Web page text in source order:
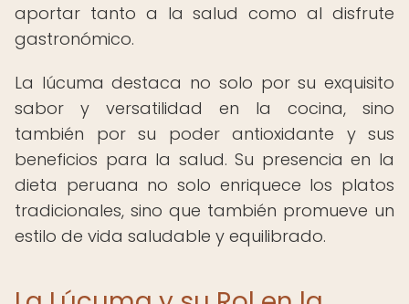
aportar tanto a la salud como al disfrute
gastronómico.
La lúcuma destaca no solo por su exquisito
sabor y versatilidad en la cocina, sino
también por su poder antioxidante y sus
beneficios para la salud. Su presencia en la
dieta peruana no solo enriquece los platos
tradicionales, sino que también promueve un
estilo de vida saludable y equilibrado.